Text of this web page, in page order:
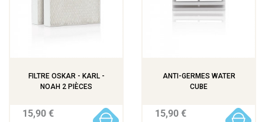
FILTRE OSKAR - KARL -
NOAH 2 PIÈCES
15,90 €
ANTI-GERMES WATER
CUBE
15,90 €